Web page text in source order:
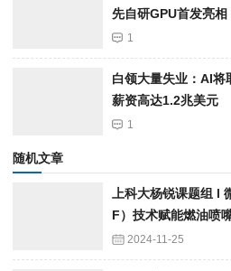
先自研GPU首发亮
1
白领大量失业：AI将
薪资高达1.2兆美元
1
随机文章
上科大杨锐课题组 l
F）技术赋能燃油喷
化 2024-11-25